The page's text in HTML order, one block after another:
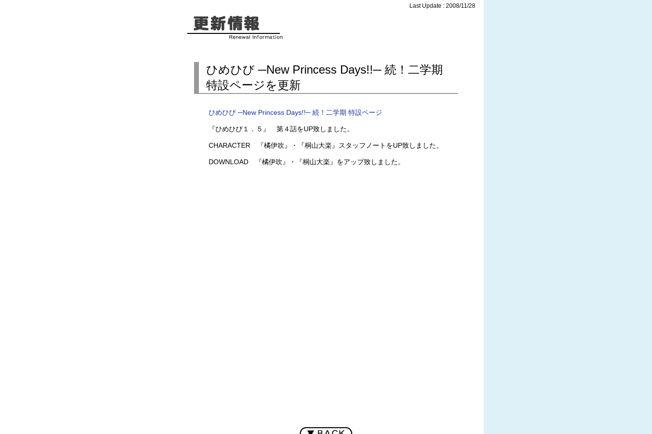
Last Update : 2008/11/28
ひめひび ─New Princess Days!!─ 続！二学期
特設ページを更新
ひめひび ─New Princess Days!!─ 続！二学期 特設ページ
『ひめひび１．５』 第４話をUP致しました。
CHARACTER 『橘伊吹』・『桐山大楽』スタッフノートをUP致しました。
DOWNLOAD 『橘伊吹』・『桐山大楽』をアップ致しました。